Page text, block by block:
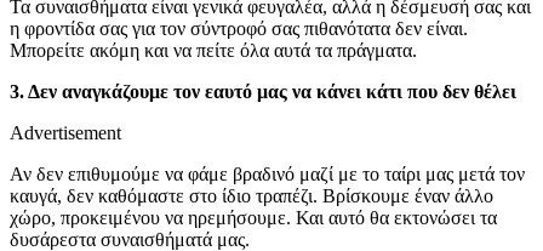
Τα συναισθήματα είναι γενικά φευγαλέα, αλλά η δέσμευσή σας και
η φροντίδα σας για τον σύντροφό σας πιθανότατα δεν είναι.
Μπορείτε ακόμη και να πείτε όλα αυτά τα πράγματα.
3. Δεν αναγκάζουμε τον εαυτό μας να κάνει κάτι που δεν θέλει
Advertisement
Αν δεν επιθυμούμε να φάμε βραδινό μαζί με το ταίρι μας μετά τον
καυγά, δεν καθόμαστε στο ίδιο τραπέζι. Βρίσκουμε έναν άλλο
χώρο, προκειμένου να ηρεμήσουμε. Και αυτό θα εκτονώσει τα
δυσάρεστα συναισθήματά μας.